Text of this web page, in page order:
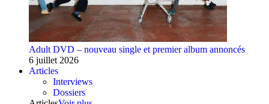
Adult DVD – nouveau single et premier album annoncés
6 juillet 2026
Articles
Interviews
Dossiers